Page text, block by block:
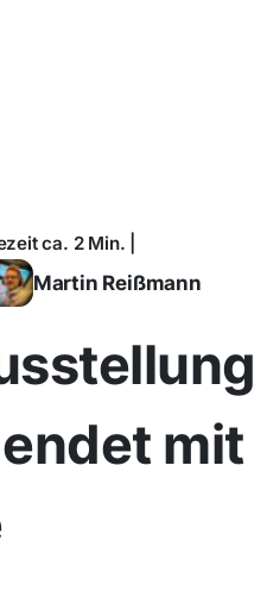
ca. 2 Min. |
Martin Reißmann
mit